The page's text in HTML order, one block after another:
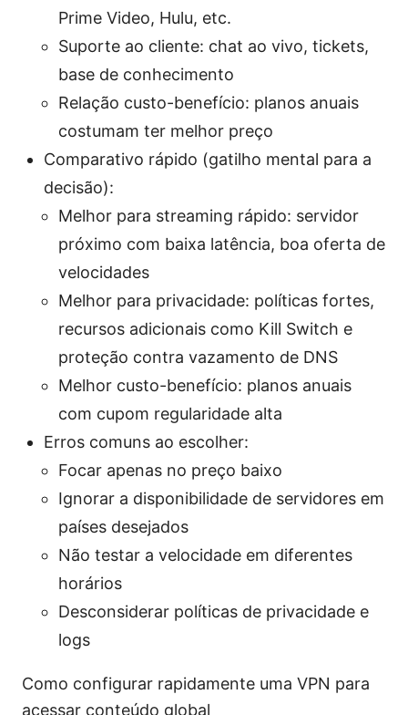
Prime Video, Hulu, etc.
Suporte ao cliente: chat ao vivo, tickets,
base de conhecimento
Relação custo-benefício: planos anuais
costumam ter melhor preço
Comparativo rápido (gatilho mental para a
decisão):
Melhor para streaming rápido: servidor
próximo com baixa latência, boa oferta de
velocidades
Melhor para privacidade: políticas fortes,
recursos adicionais como Kill Switch e
proteção contra vazamento de DNS
Melhor custo-benefício: planos anuais
com cupom regularidade alta
Erros comuns ao escolher:
Focar apenas no preço baixo
Ignorar a disponibilidade de servidores em
países desejados
Não testar a velocidade em diferentes
horários
Desconsiderar políticas de privacidade e
logs
Como configurar rapidamente uma VPN para
acessar conteúdo global